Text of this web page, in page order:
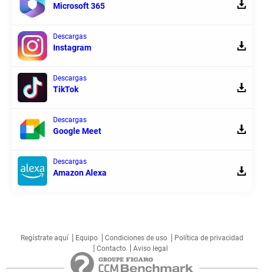
Microsoft 365
Descargas
Instagram
Descargas
TikTok
Descargas
Google Meet
Descargas
Amazon Alexa
Regístrate aquí Equipo Condiciones de uso
Política de privacidad
Contacto
Aviso legal